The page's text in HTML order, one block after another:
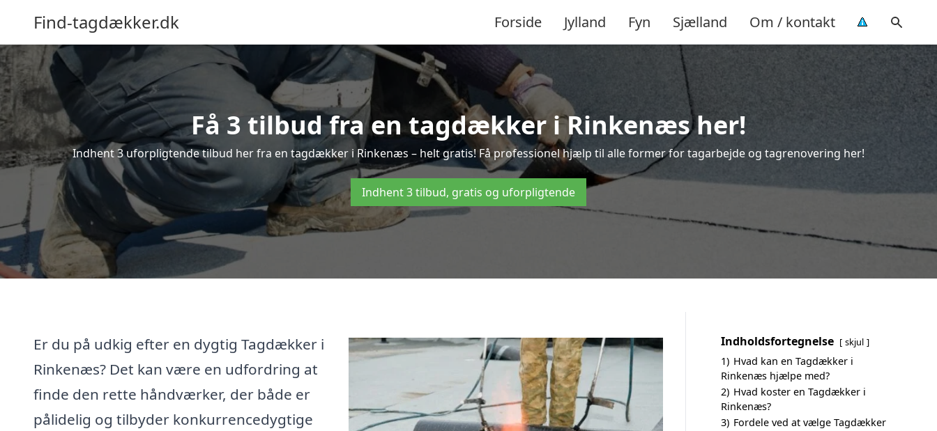
Find-tagdækker.dk Forside Jylland Fyn Sjælland Om / kontakt
Få 3 tilbud fra en tagdækker i Rinkenæs her!
Indhent 3 uforpligtende tilbud her fra en tagdækker i Rinkenæs – helt gratis! Få professionel hjælp til alle former for tagarbejde og tagrenovering her!
Indhent 3 tilbud, gratis og uforpligtende
Er du på udkig efter en dygtig Tagdækker i
Rinkenæs? Det kan være en udfordring at
finde den rette håndværker, der både er
pålidelig og tilbyder konkurrencedygtige
Indholdsfortegnelse skjul
1) Hvad kan en Tagdækker i
Rinkenæs hjælpe med?
2) Hvad koster en Tagdækker i
Rinkenæs?
3) Fordele ved at vælge Tagdækker